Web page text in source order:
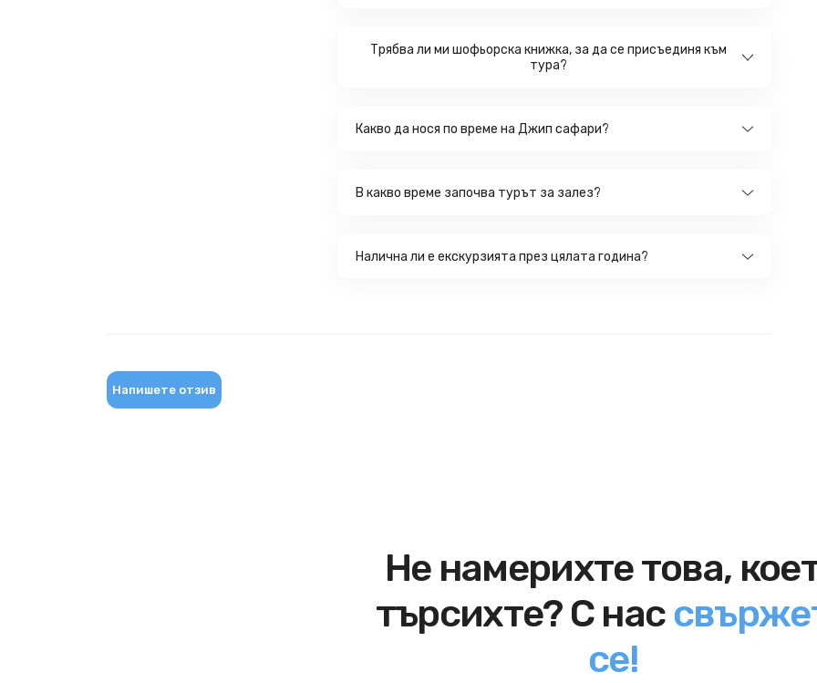
Трябва ли ми шофьорска книжка, за да се присъединя към
тура?
Какво да нося по време на Джип сафари?
В какво време започва турът за залез?
Налична ли е екскурзията през цялата година?
Напишете отзив
Не намерихте това,
търсихте? С нас
се!